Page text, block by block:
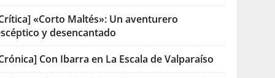
«Corto Maltés»: Un aventurero
y desencantado
Con Ibarra en La Escala de Valparaíso